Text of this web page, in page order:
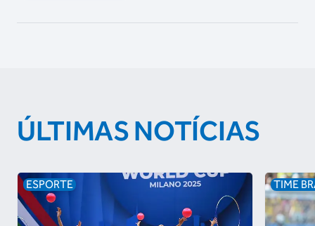
ÚLTIMAS NOTÍCIAS
ESPORTE TIME